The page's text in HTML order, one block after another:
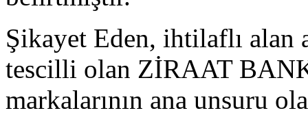
Şikayet Eden, ihtilaflı alan
tescilli olan ZİRAAT
markalarının ana unsuru